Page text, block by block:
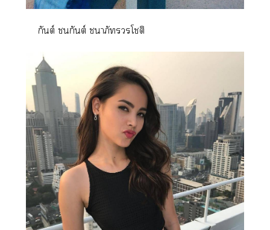
กันต์ ชนกันต์ าภัวรโชติ